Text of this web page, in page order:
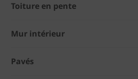
Toiture en pente
Mur intérieur
Pavés